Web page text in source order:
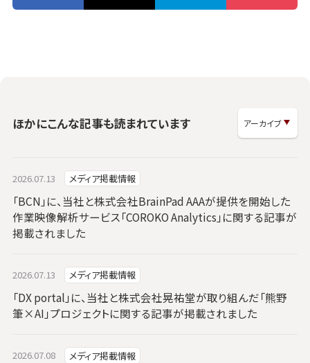
ほかにこんな記事も読まれています
2026.07.13 メディア掲載情報
「BCN」に、当社と株式会社BrainPad AAAが提供を開始した
作業映像解析サービス「COROKO Analytics」に関する記事が
掲載されました
2026.07.13 メディア掲載情報
「DX portal」に、当社と株式会社晃祐堂が取り組んだ「熊野
筆×AI」プロジェクトに関する記事が掲載されました
2026.07.08 メディア掲載情報